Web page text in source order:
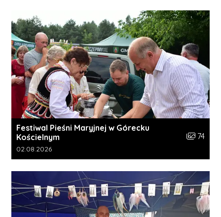
Festiwal Pieśni Maryjnej w Górecku
Kościelnym
Liczba
74
Data dodania galerii:
02.08.2026